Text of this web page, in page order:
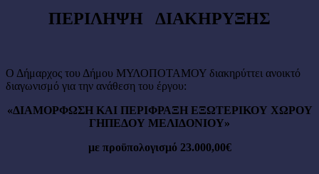
ΠΕΡΙΛΗΨΗ ΔΙΑΚΗΡΥΞΗΣ
Ο Δήμαρχος του Δήμου ΜΥΛΟΠΟΤΑΜΟΥ διακηρύττει ανοικτό
διαγωνισμό για την ανάθεση του έργου:
«ΔΙΑΜΟΡΦΩΣΗ ΚΑΙ ΠΕΡΙΦΡΑΞΗ ΕΞΩΤΕΡΙΚΟΥ ΧΩΡΟΥ
ΓΗΠΕΔΟΥ ΜΕΛΙΔΟΝΙΟΥ»
με προϋπολογισμό 23.000,00€